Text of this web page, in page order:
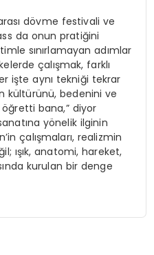
dövme festivali ve
da onun pratiğini
sınırlamayan adımlar
çalışmak, farklı
işte aynı tekniği tekrar
kültürünü, bedenini ve
bana,” diyor
yönelik ilginin
çalışmaları, realizmin
ışık, anatomi, hareket,
kurulan bir denge